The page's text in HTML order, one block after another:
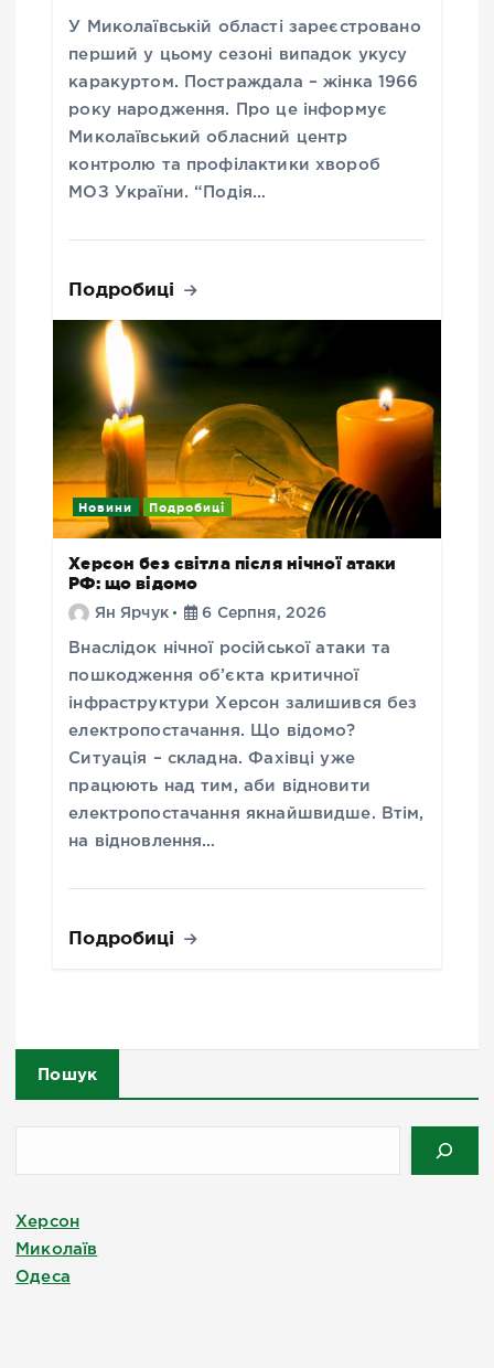
У Миколаївській області зареєстровано
перший у цьому сезоні випадок укусу
каракуртом. Постраждала – жінка 1966
року народження. Про це інформує
Миколаївський обласний центр
контролю та профілактики хвороб
МОЗ України. “Подія…
Подробиці
Новини Подробиці
Херсон без світла після нічної атаки
РФ: що відомо
Ян Ярчук 6 Серпня, 2026
Внаслідок нічної російської атаки та
пошкодження об’єкта критичної
інфраструктури Херсон залишився без
електропостачання. Що відомо?
Ситуація – складна. Фахівці уже
працюють над тим, аби відновити
електропостачання якнайшвидше. Втім,
на відновлення…
Подробиці
Пошук
Херсон
Миколаїв
Одеса